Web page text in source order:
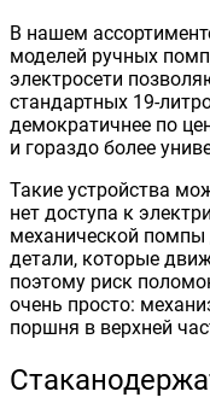
В нашем
моделей ручных
электросети
стандартных 19-
демократичнее по
и гораздо более
Такие устройства
нет доступа к
механической помпы
детали, которые
поэтому риск
очень просто:
поршня в верхней